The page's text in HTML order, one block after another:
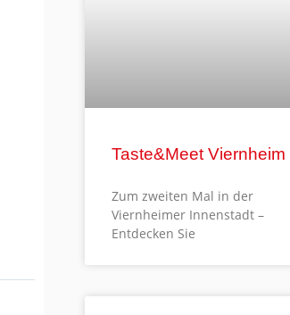
Taste&Meet Viernheim
Zum zweiten Mal in der
Viernheimer Innenstadt –
Entdecken Sie